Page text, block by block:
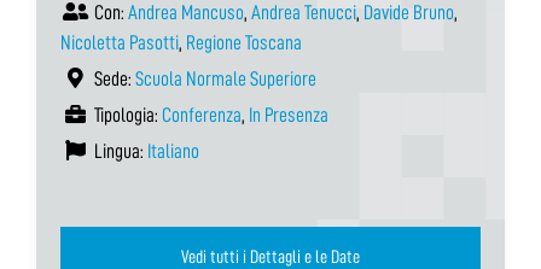
Con: Andrea Mancuso, Andrea Tenucci, Davide Bruno,
Nicoletta Pasotti, Regione Toscana
Sede: Scuola Normale Superiore
Tipologia: Conferenza, In Presenza
Lingua: Italiano
Vedi tutti i Dettagli e le Date